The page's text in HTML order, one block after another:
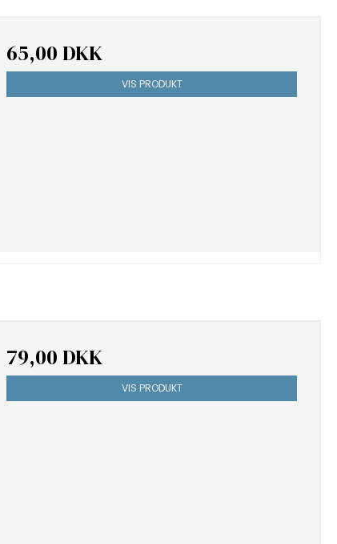
65,00 DKK
VIS PRODUKT
79,00 DKK
VIS PRODUKT